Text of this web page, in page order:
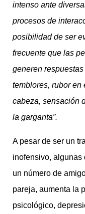
intenso ante
procesos de
posibilidad de ser
frecuente que las
generen
temblores, rubor en
cabeza, sensación
la garganta”.
A pesar de ser un
inofensivo, algunas
un número de
pareja, aumenta la
psicológico,